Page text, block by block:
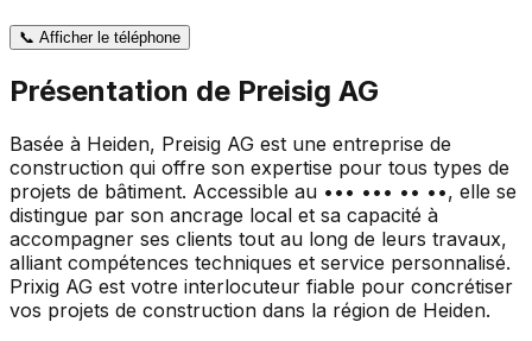
📞 Afficher le téléphone
Présentation de Preisig AG
Basée à Heiden, Preisig AG est une entreprise de
construction qui offre son expertise pour tous types de
projets de bâtiment. Accessible au ••• ••• •• ••, elle se
distingue par son ancrage local et sa capacité à
accompagner ses clients tout au long de leurs travaux,
alliant compétences techniques et service personnalisé.
Prixig AG est votre interlocuteur fiable pour concrétiser
vos projets de construction dans la région de Heiden.